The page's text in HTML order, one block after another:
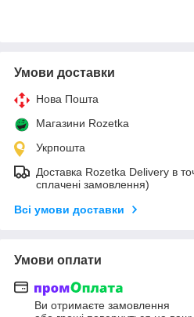
Умови доставки
Нова Пошта
Магазини Rozetka
Укрпошта
Доставка Rozetka Delivery в
сплачені замовлення)
Всі умови доставки
Умови оплати
Ви отримаєте замовлення